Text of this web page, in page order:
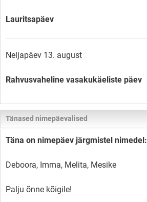
Lauritsapäev
Neljapäev 13. august
Rahvusvaheline vasakukäeliste päev
Tänased nimepäevalised
Täna on nimepäev järgmistel nimedel:
Deboora, Imma, Melita, Mesike
Palju õnne kõigile!